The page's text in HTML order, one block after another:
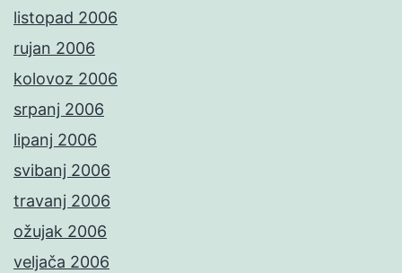
listopad 2006
rujan 2006
kolovoz 2006
srpanj 2006
lipanj 2006
svibanj 2006
travanj 2006
ožujak 2006
veljača 2006